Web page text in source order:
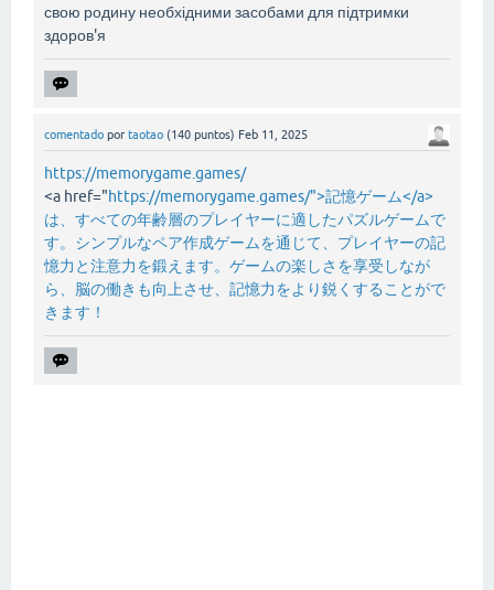
свою родину необхідними засобами для підтримки
здоров'я
comentado por taotao (140 puntos) Feb 11, 2025
https://memorygame.games/
<a href="https://memorygame.games/">記憶ゲーム</a>
は、すべての年齢層のプレイヤーに適したパズルゲームで
す。シンプルなペア作成ゲームを通じて、プレイヤーの記
憶力と注意力を鍛えます。ゲームの楽しさを享受しなが
ら、脳の働きも向上させ、記憶力をより鋭くすることがで
きます！